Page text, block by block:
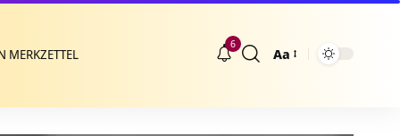
MERKZETTEL
6
Größenänderung
Aa